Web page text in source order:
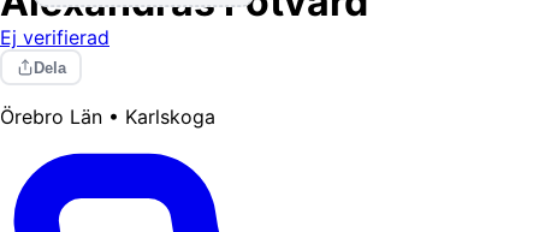
Ej verifierad
Dela
Örebro Län • Karlskoga